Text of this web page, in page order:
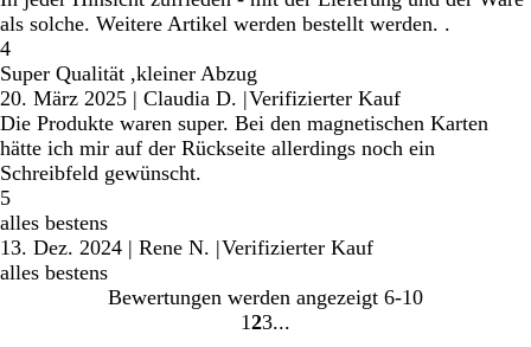
als solche. Weitere Artikel werden bestellt werden. .
4
Super Qualität ,kleiner Abzug
20. März 2025 | Claudia D. |Verifizierter Kauf
Die Produkte waren super. Bei den magnetischen Karten
hätte ich mir auf der Rückseite allerdings noch ein
Schreibfeld gewünscht.
5
alles bestens
13. Dez. 2024 | Rene N. |Verifizierter Kauf
alles bestens
Bewertungen werden angezeigt 6-10
Gehe
1 Gehe
2Gehe
3